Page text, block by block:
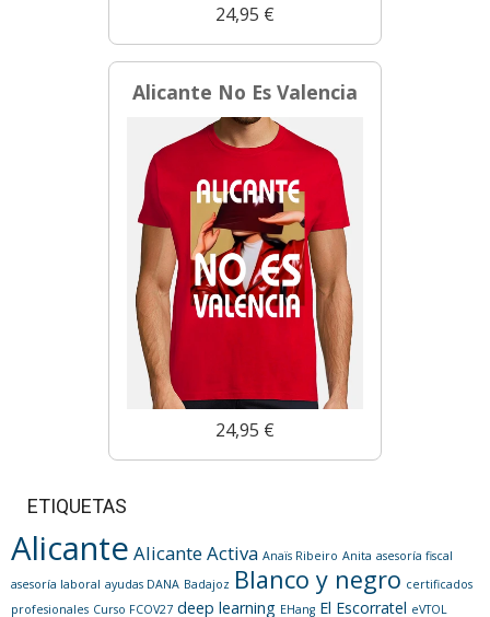
24,95 €
Alicante No Es Valencia
24,95 €
ETIQUETAS
Alicante Alicante Activa Anaïs Ribeiro Anita asesoría fiscal
asesoría laboral ayudas DANA Badajoz Blanco y negro certificados
profesionales Curso FCOV27 deep learning EHang El Escorratel eVTOL